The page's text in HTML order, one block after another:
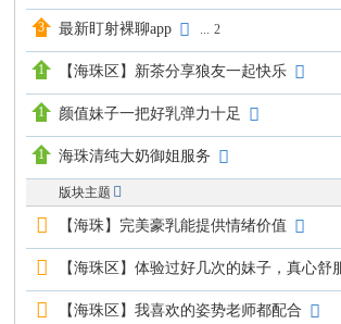
最新盯射裸聊app ... 2
【海珠区】新茶分享狼友一起快乐
颜值妹子一把好乳弹力十足
海珠清纯大奶御姐服务
版块主题
【海珠】完美豪乳能提供情绪价值
【海珠区】体验过好几次的妹子，真心舒
【海珠区】我喜欢的姿势老师都配合